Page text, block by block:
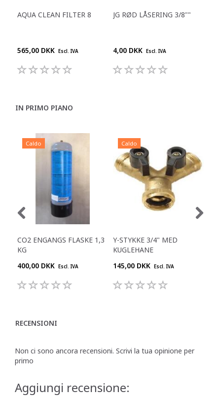
AQUA CLEAN FILTER 8
565,00 DKK Escl. IVA
JG RØD LÅSERING 3/8""
4,00 DKK Escl. IVA
IN PRIMO PIANO
Caldo
CO2 ENGANGS FLASKE 1,3
KG
400,00 DKK Escl. IVA
Caldo
Y-STYKKE 3/4" MED
KUGLEHANE
145,00 DKK Escl. IVA
RECENSIONI
Non ci sono ancora recensioni. Scrivi la tua opinione per
primo
Aggiungi recensione: